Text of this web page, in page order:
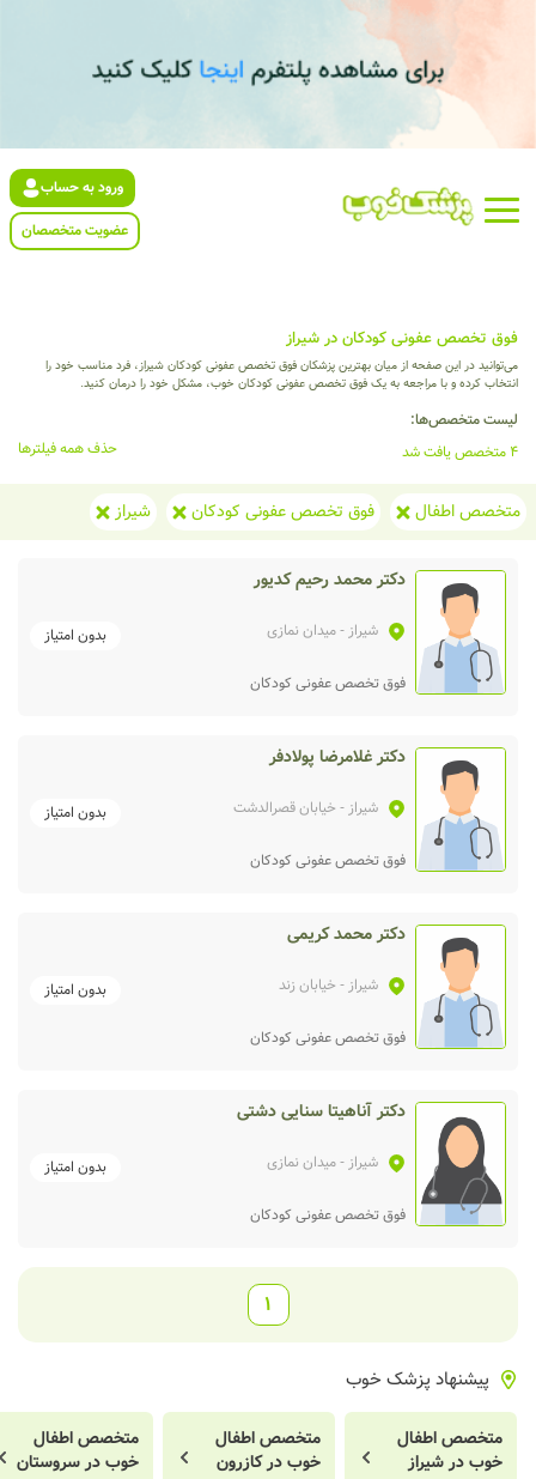
ورود به حساب
عضویت متخصصان
فوق تخصص عفونی کودکان در شیراز
می‌توانید در این صفحه از میان بهترین پزشکان فوق تخصص عفونی کودکان شیراز، فرد مناسب خود را
انتخاب کرده و با مراجعه به یک فوق تخصص عفونی کودکان خوب، مشکل خود را درمان کنید.
لیست متخصص‌ها:
4 متخصص یافت شد
حذف همه فیلترها
متخصص اطفال فوق تخصص عفونی کودکان شیراز
دکتر محمد رحیم کدیور
شیراز - میدان نمازی بدون امتیاز
فوق تخصص عفونی کودکان
دکتر غلامرضا پولادفر
شیراز - خیابان قصرالدشت بدون امتیاز
فوق تخصص عفونی کودکان
دکتر محمد کریمی
شیراز - خیابان زند بدون امتیاز
فوق تخصص عفونی کودکان
دکتر آناهیتا سنایی دشتی
شیراز - میدان نمازی بدون امتیاز
فوق تخصص عفونی کودکان
1
پیشنهاد پزشک خوب
متخصص اطفال
خوب در شیراز
متخصص اطفال
خوب در کازرون
متخصص اطفال
خوب در سروستان